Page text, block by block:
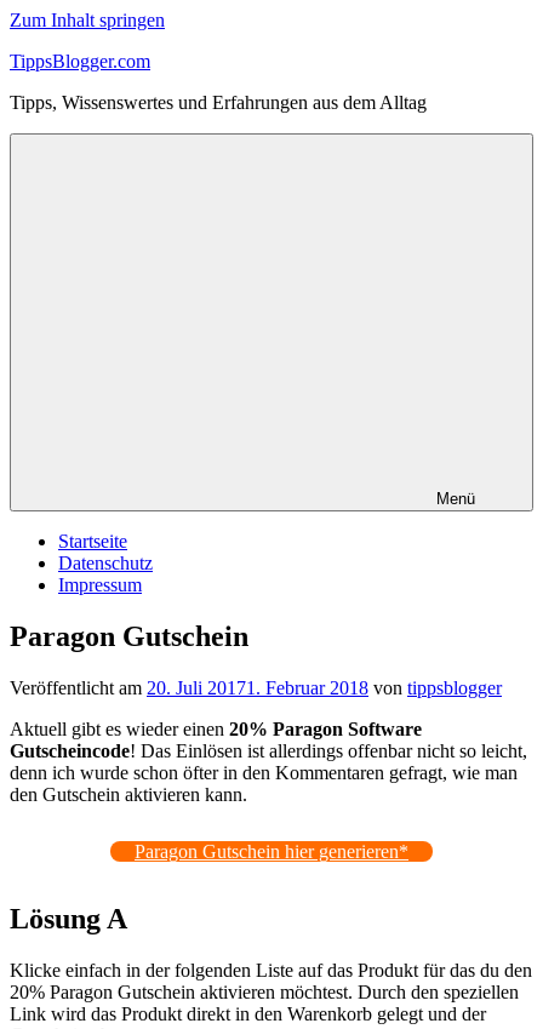
Zum Inhalt springen
TippsBlogger.com
Tipps, Wissenswertes und Erfahrungen aus dem Alltag
Menü
Startseite
Datenschutz
Impressum
Paragon Gutschein
Veröffentlicht am 20. Juli 20171. Februar 2018 von tippsblogger
Aktuell gibt es wieder einen 20% Paragon Software
Gutscheincode! Das Einlösen ist allerdings offenbar nicht so leicht,
denn ich wurde schon öfter in den Kommentaren gefragt, wie man
den Gutschein aktivieren kann.
Paragon Gutschein hier generieren*
Lösung A
Klicke einfach in der folgenden Liste auf das Produkt für das du den
20% Paragon Gutschein aktivieren möchtest. Durch den speziellen
Link wird das Produkt direkt in den Warenkorb gelegt und der